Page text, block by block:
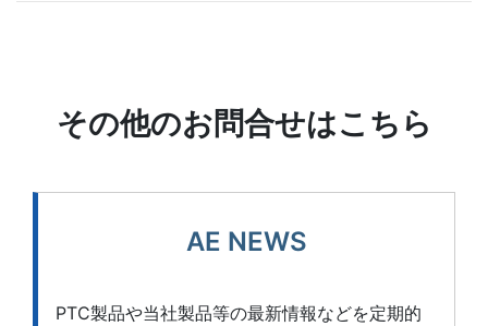
その他のお問合せはこちら
AE NEWS
PTC製品や当社製品等の最新情報などを定期的